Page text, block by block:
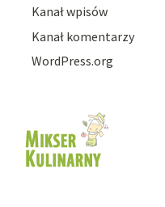
Kanał wpisów
Kanał komentarzy
WordPress.org